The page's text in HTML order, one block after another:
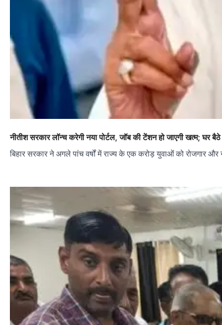
नीतीश सरकार लॉन्च करेगी नया पोर्टल, जॉब की टेंशन हो जाएगी खत्म; घर
बिहार सरकार ने अगले पांच वर्षों में राज्य के एक करोड़ युवाओं को रोजगार